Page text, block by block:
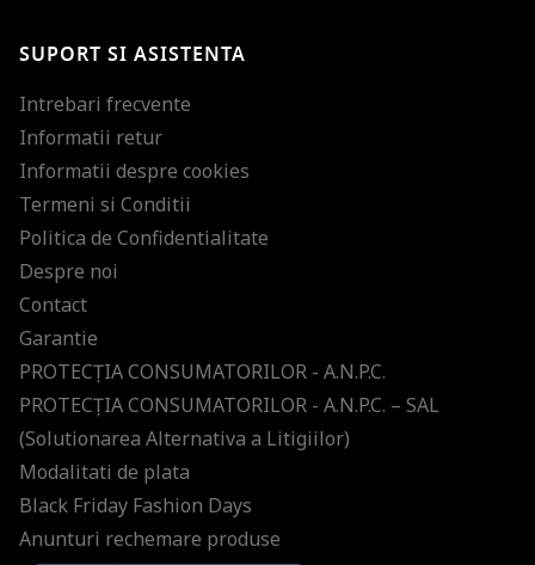
SUPORT SI ASISTENTA
Intrebari frecvente
Informatii retur
Informatii despre cookies
Termeni si Conditii
Politica de Confidentialitate
Despre noi
Contact
Garantie
PROTECŢIA CONSUMATORILOR - A.N.P.C.
PROTECŢIA CONSUMATORILOR - A.N.P.C. – SAL
(Solutionarea Alternativa a Litigiilor)
Modalitati de plata
Black Friday Fashion Days
Anunturi rechemare produse